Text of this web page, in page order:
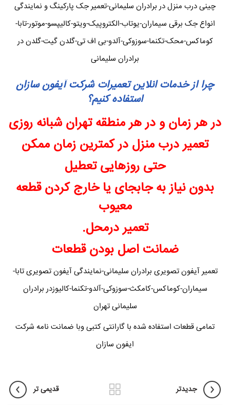
چینی درب منزل در برادران سلیمانی-تعمیر جک پارکینگ و نمایندگی
انواع جک برقی سیماران-یوتاب-الکتروپیک-ویتو-کالیپسو-موتور-تابا-
کوماکس-محک-تکنما-سوزوکی-آلدو-بی اف تی-گلدن گیت-گلدن در
برادران سلیمانی
چرا از خدمات انلاین تعمیرات شرکت آیفون سازان
استفاده کنیم؟
در هر زمان و در هر منطقه تهران شبانه روزی
تعمیر درب منزل در کمترین زمان ممکن
حتی روزهایی تعطیل
بدون نیاز به جابجای یا خارج کردن قطعه
معیوب
تعمیر درمحل.
ضمانت اصل بودن قطعات
تعمیر آیفون تصویری برادران سلیمانی-نمایندگی آیفون تصویری تابا-
سیماران-کوماکس-کامکث-سوزوکی-آلدو-تکنما-کالیوزدر برادران
سلیمانی تهران
تمامی قطعات استفاده شده با گارانتی کتبی وبا ضمانت نامه شرکت
ایفون سازان
جدیدتر قدیمی تر